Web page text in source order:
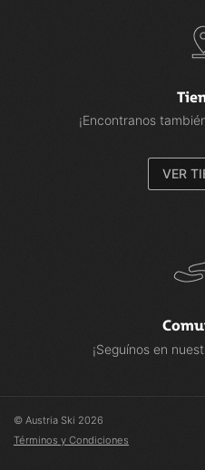
¡Encontranos
VER
¡Seguínos en
© Austria Ski 2026
Términos y Condiciones